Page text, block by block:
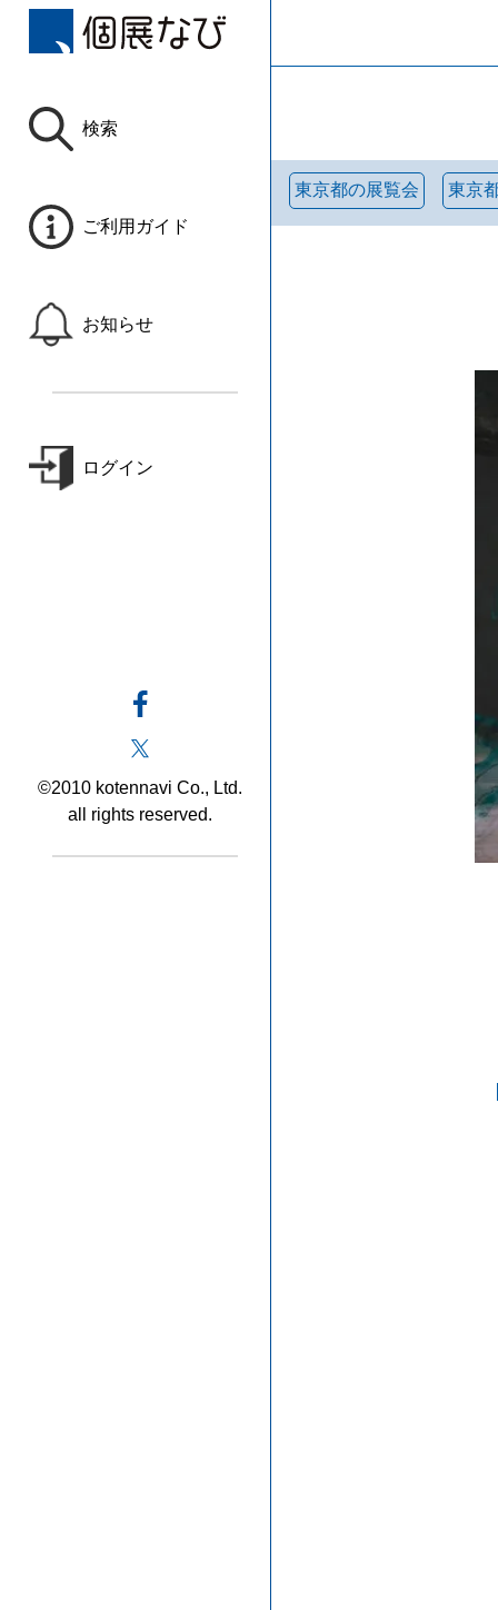
検索
ご利用ガイド
お知らせ
ログイン
©2010 kotennavi Co., Ltd.
all rights reserved.
東京都の展覧会 東京